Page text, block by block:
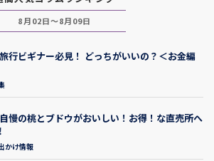
8月02日～8月09日
行ビギナー必見！ どっちがいいの？＜お金編
慢の桃とブドウがおいしい！お得！な直売所へ
かけ情報